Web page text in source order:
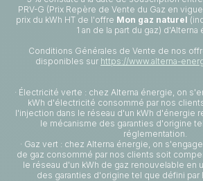
PRV-G (Prix Repère de Vente du Gaz en
prix du kWh HT de l'offre Mon gaz naturel
1 an de la part du gaz) d'Alterna
Conditions Générales de Vente de nos
disponibles sur https://www.alterna-
· Électricité verte : chez Alterna énergie, on
kWh d'électricité consommé par nos
l'injection dans le réseau d'un kWh d'énergie
le mécanisme des garanties d'origine
réglementation.
· Gaz vert : chez Alterna énergie, on
de gaz consommé par nos clients soit
le réseau d'un kWh de gaz renouvelable en
des garanties d'origine tel que défini par